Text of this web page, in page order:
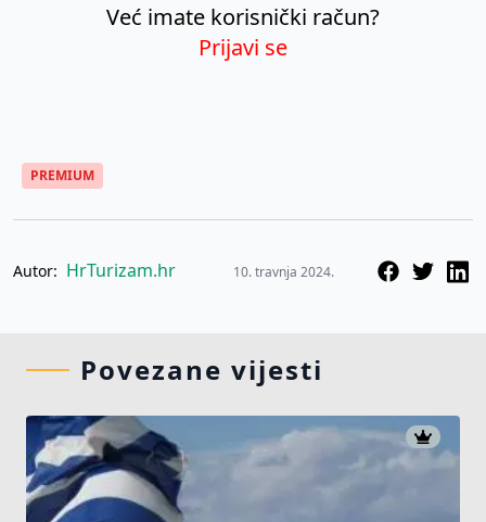
Već imate korisnički račun?
Prijavi se
PREMIUM
Autor: HrTurizam.hr 10. travnja 2024.
Povezane vijesti